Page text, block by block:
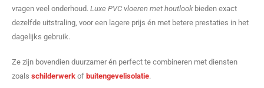
vragen veel onderhoud. Luxe PVC vloeren met houtlookbieden exact
dezelfde uitstraling, voor een lagere prijs én met betere prestaties in het
dagelijks gebruik.
Ze zijn bovendien duurzamer én perfect te combineren met diensten
zoals schilderwerk of buitengevelisolatie.